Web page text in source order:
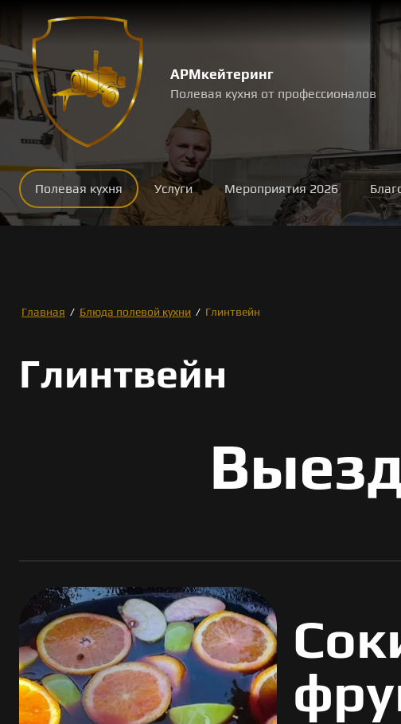
АРМкейтеринг
Полевая кухня от профессионалов
Полевая кухня Услуги Мероприятия 2026
Главная / Блюда полевой кухни / Глинтвейн
Глинтвейн